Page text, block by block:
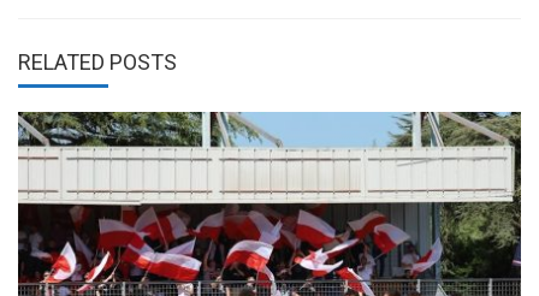
RELATED POSTS